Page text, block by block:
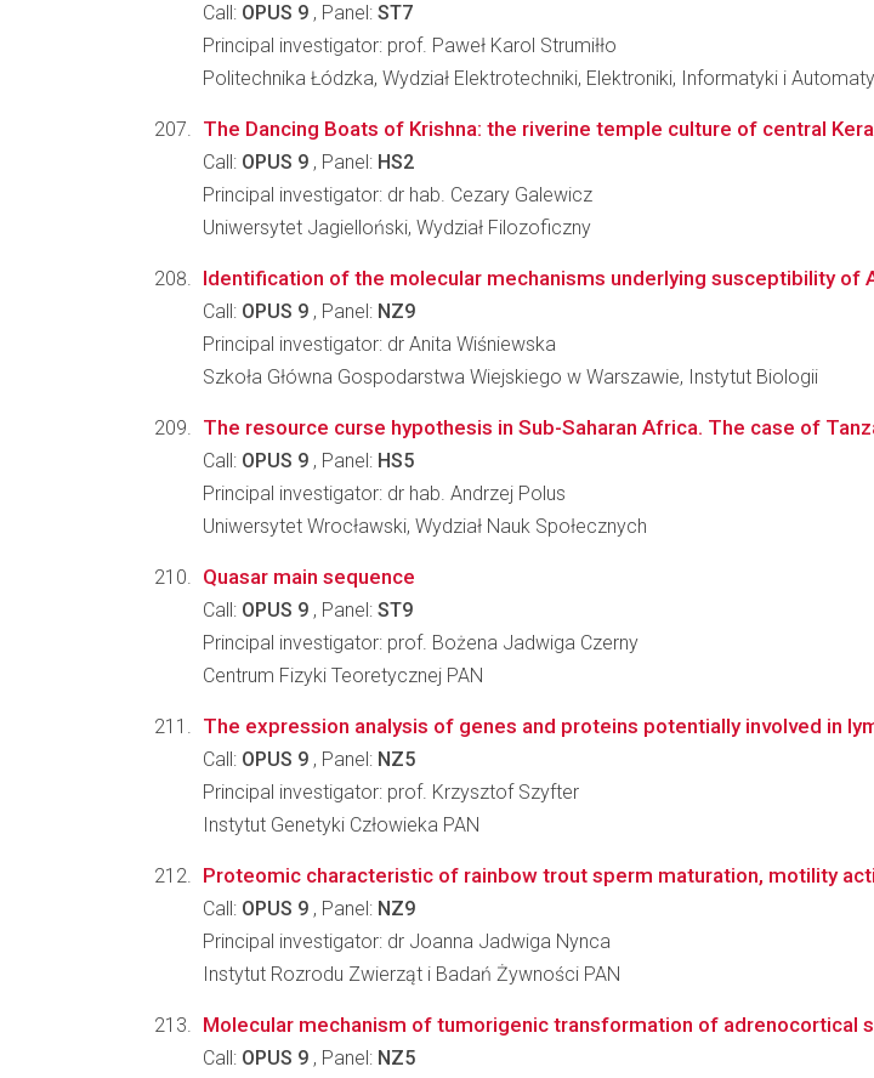
Call: OPUS 9 , Panel: ST7
Principal investigator: prof. Paweł Karol Strumiłło
Politechnika Łódzka, Wydział Elektrotechniki, Elektroniki, Informatyki i
The Dancing Boats of Krishna: the riverine temple culture of central
Call: OPUS 9 , Panel: HS2
Principal investigator: dr hab. Cezary Galewicz
Uniwersytet Jagielloński, Wydział Filozoficzny
Identification of the molecular mechanisms underlying susceptibility of
Call: OPUS 9 , Panel: NZ9
Principal investigator: dr Anita Wiśniewska
Szkoła Główna Gospodarstwa Wiejskiego w Warszawie, Instytut Biologii
The resource curse hypothesis in Sub-Saharan Africa. The case of
Call: OPUS 9 , Panel: HS5
Principal investigator: dr hab. Andrzej Polus
Uniwersytet Wrocławski, Wydział Nauk Społecznych
Quasar main sequence
Call: OPUS 9 , Panel: ST9
Principal investigator: prof. Bożena Jadwiga Czerny
Centrum Fizyki Teoretycznej PAN
The expression analysis of genes and proteins potentially involved in
Call: OPUS 9 , Panel: NZ5
Principal investigator: prof. Krzysztof Szyfter
Instytut Genetyki Człowieka PAN
Proteomic characteristic of rainbow trout sperm maturation, motility
Call: OPUS 9 , Panel: NZ9
Principal investigator: dr Joanna Jadwiga Nynca
Instytut Rozrodu Zwierząt i Badań Żywności PAN
Molecular mechanism of tumorigenic transformation of adrenocortical
Call: OPUS 9 , Panel: NZ5